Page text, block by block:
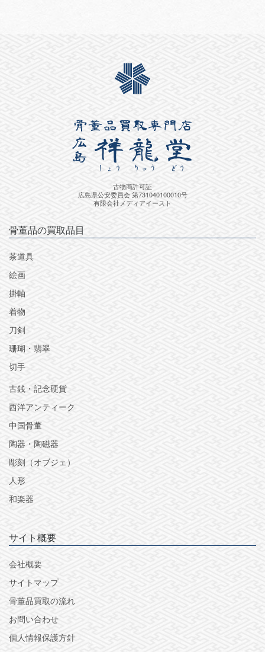
古物商許可証
広島県公安委員会 第731040100010号
有限会社メディアイースト
骨董品の買取品目
茶道具
絵画
掛軸
着物
刀剣
珊瑚・翡翠
切手
古銭・記念硬貨
西洋アンティーク
中国骨董
陶器・陶磁器
彫刻（オブジェ）
人形
和楽器
サイト概要
会社概要
サイトマップ
骨董品買取の流れ
お問い合わせ
個人情報保護方針